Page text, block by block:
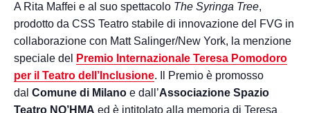
A Rita Maffei e al suo spettacolo The Syringa Tree,
prodotto da CSS Teatro stabile di innovazione del FVG in
collaborazione con Matt Salinger/New York, la menzione
speciale del
Premio Internazionale Teresa Pomodoro
per il Teatro dell’Inclusione. Il Premio è promosso
dal Comune di Milano e dall’Associazione Spazio
Teatro NO’HMA ed è intitolato alla memoria di Teresa